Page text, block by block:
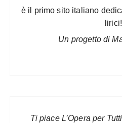
è il primo sito italiano
lirici!
Un progetto di
Ti piace L’Opera per